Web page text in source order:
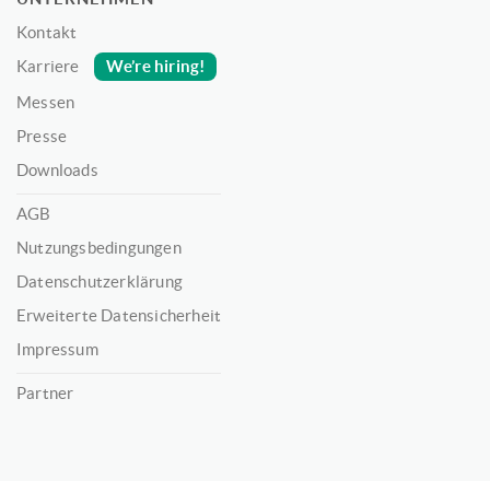
Kontakt
Karriere
We’re hiring!
Messen
Presse
Downloads
AGB
Nutzungsbedingungen
Datenschutzerklärung
Erweiterte Datensicherheit
Impressum
Partner